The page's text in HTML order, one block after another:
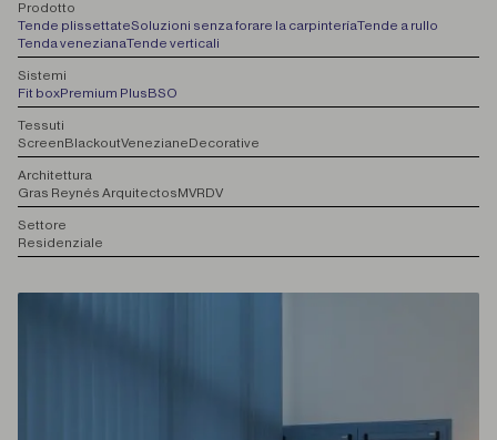
Prodotto
Tende plissettateSoluzioni senza forare la carpinteríaTende a rullo
Tenda venezianaTende verticali
Sistemi
Fit boxPremium PlusBSO
Tessuti
ScreenBlackoutVenezianeDecorative
Architettura
Gras Reynés ArquitectosMVRDV
Settore
Residenziale